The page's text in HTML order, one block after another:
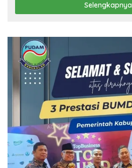
Selengkapnya